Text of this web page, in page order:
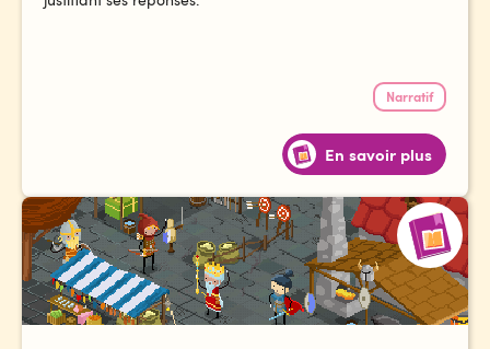
Narratif
En savoir plus